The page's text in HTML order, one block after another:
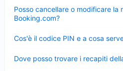
Posso cancellare o modificare la
Booking.com?
chiuso
Cos'è il codice PIN e a cosa
chiuso
Dove posso trovare i recapiti
chiuso